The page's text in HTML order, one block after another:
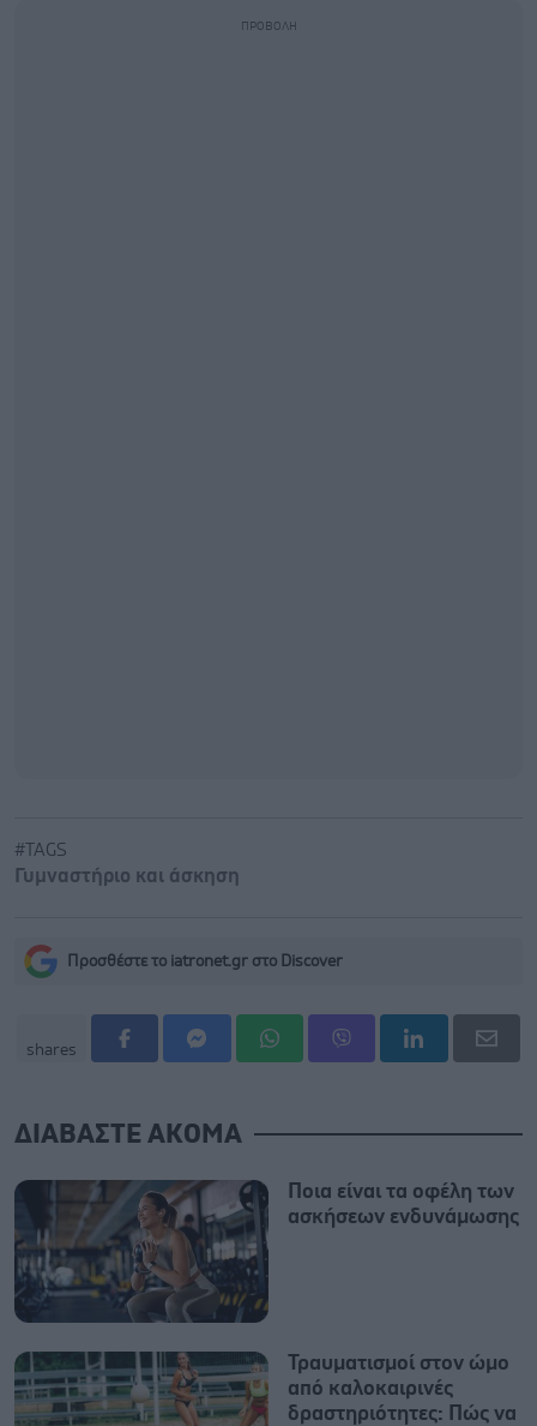
#TAGS
Γυμναστήριο και άσκηση
Προσθέστε το iatronet.gr στο Discover
shares
ΔΙΑΒΑΣΤΕ ΑΚΟΜΑ
Ποια είναι τα οφέλη των
ασκήσεων ενδυνάμωσης
Τραυματισμοί στον ώμο
από καλοκαιρινές
δραστηριότητες: Πώς να